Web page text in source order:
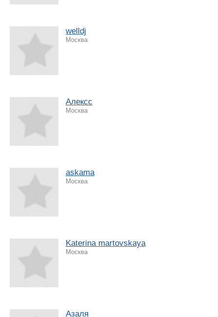
welldj
Москва
Алексс
Москва
askama
Москва
Katerina martovskaya
Москва
Азаля